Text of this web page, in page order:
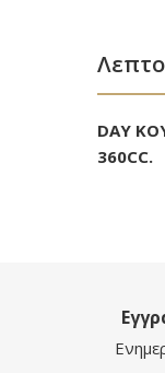
DAY
360CC.